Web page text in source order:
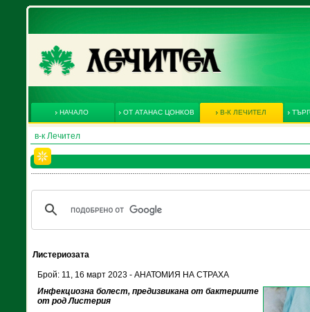
НАЧАЛО ОТ АТАНАС ЦОНКОВ В-К ЛЕЧИТЕЛ
в-к Лечител
Листериозата
Брой: 11, 16 март 2023 - АНАТОМИЯ НА СТРАХА
Инфекциозна болест, предизвикана от бактериите
от род Листерия